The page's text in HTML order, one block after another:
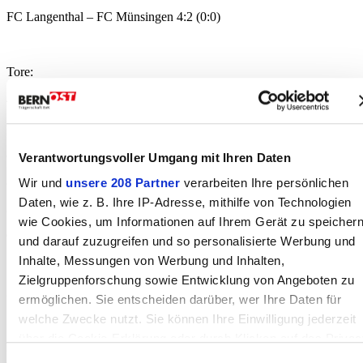
Verantwortungsvoller Umgang mit Ihren Daten
Wir und unsere 208 Partner verarbeiten Ihre persönlichen
Daten, wie z. B. Ihre IP-Adresse, mithilfe von Technologien
wie Cookies, um Informationen auf Ihrem Gerät zu speichern
und darauf zuzugreifen und so personalisierte Werbung und
Inhalte, Messungen von Werbung und Inhalten,
Zielgruppenforschung sowie Entwicklung von Angeboten zu
ermöglichen. Sie entscheiden darüber, wer Ihre Daten für
welche Zwecke nutzt. Sie können Ihre Einwilligung jederzeit
FC Langenthal – FC Münsingen 4:2 (0:0)
Tore:
47. Minute 1:0
55. Minute 1:1 L. Dushica
82. Minute 1:2 Stauffiger
87. Minute 2:2
89. Minute 3:2
93. Minute 4:2
Zuschauer: 225
Der FC Münsingen spielte in folgender Formation: Hunziker; Colaj